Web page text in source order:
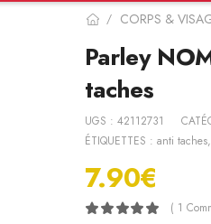
/ CORPS &
Parley
taches
UGS : 42112731
ÉTIQUETTES : anti taches,
7.90€
( 1